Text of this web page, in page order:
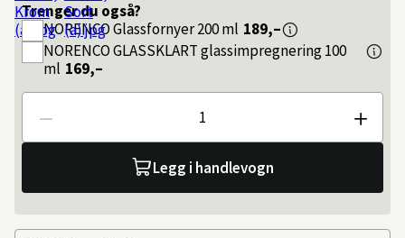
Trenger du også?
NORENCOGlassfornyer 200 ml 189,–
NORENCOGLASSKLART glassimpregnering 100
ml 169,–
Antall
Legg i handlevogn